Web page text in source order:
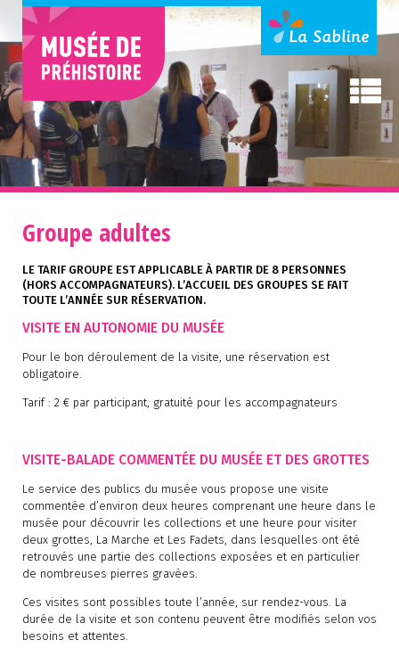
Groupe adultes
LE TARIF GROUPE EST APPLICABLE À PARTIR DE 8 PERSONNES
(HORS ACCOMPAGNATEURS). L’ACCUEIL DES GROUPES SE FAIT
TOUTE L’ANNÉE SUR RÉSERVATION.
VISITE EN AUTONOMIE DU MUSÉE
Pour le bon déroulement de la visite, une réservation est
obligatoire.
Tarif : 2 € par participant, gratuité pour les accompagnateurs
VISITE-BALADE COMMENTÉE DU MUSÉE ET DES GROTTES
Le service des publics du musée vous propose une visite
commentée d’environ deux heures comprenant une heure dans le
musée pour découvrir les collections et une heure pour visiter
deux grottes, La Marche et Les Fadets, dans lesquelles ont été
retrouvés une partie des collections exposées et en particulier
de nombreuses pierres gravées.
Ces visites sont possibles toute l’année, sur rendez-vous. La
durée de la visite et son contenu peuvent être modifiés selon vos
besoins et attentes.